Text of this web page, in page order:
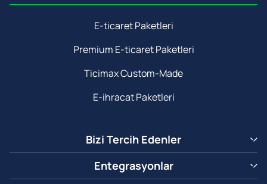
E-ticaret Paketleri
Premium E-ticaret Paketleri
Ticimax Custom-Made
E-ihracat Paketleri
Bizi Tercih Edenler
Entegrasyonlar